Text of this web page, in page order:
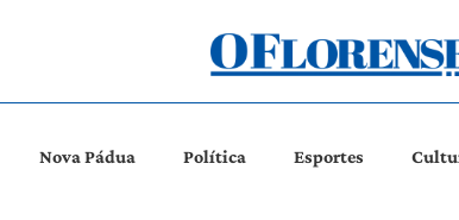
Nova Pádua Política Esportes